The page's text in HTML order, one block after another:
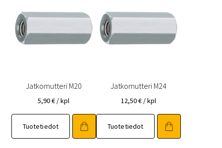
Jatkomutteri M20
5,90€ / kpl
Tuotetiedot
Jatkomutteri M24
12,50€ / kpl
Tuotetiedot